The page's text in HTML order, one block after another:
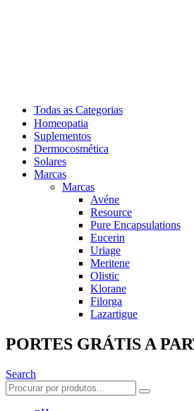
Todas as Categorias
Homeopatia
Suplementos
Dermocosmética
Solares
Marcas
Marcas
Avéne
Resource
Pure Encapsulations
Eucerin
Uriage
Meritene
Olistic
Klorane
Filorga
Lazartigue
PORTES GRÁTIS A
Search